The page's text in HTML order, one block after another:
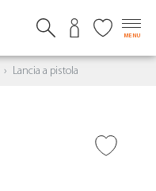
MENU
Lancia a pistola